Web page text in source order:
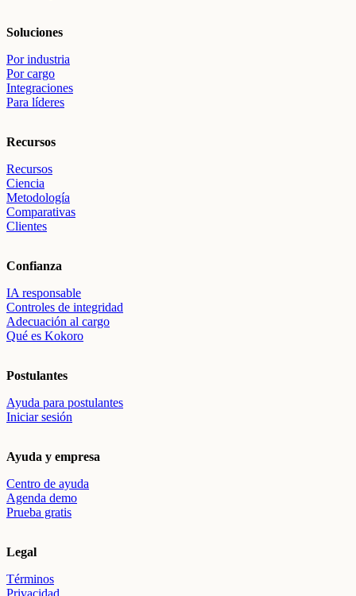
Soluciones
Por industria
Por cargo
Integraciones
Para líderes
Recursos
Recursos
Ciencia
Metodología
Comparativas
Clientes
Confianza
IA responsable
Controles de integridad
Adecuación al cargo
Qué es Kokoro
Postulantes
Ayuda para postulantes
Iniciar sesión
Ayuda y empresa
Centro de ayuda
Agenda demo
Prueba gratis
Legal
Términos
Privacidad